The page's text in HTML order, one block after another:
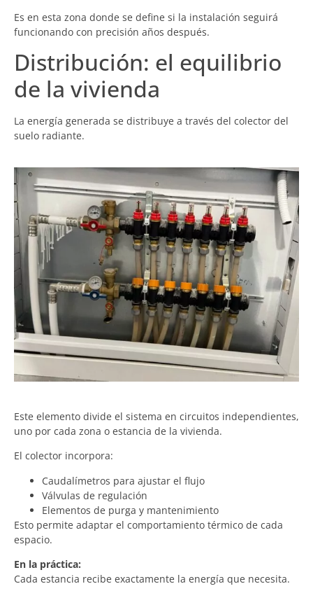
Es en esta zona donde se define si la instalación seguirá
funcionando con precisión años después.
Distribución: el equilibrio
de la vivienda
La energía generada se distribuye a través del colector del
suelo radiante.
Este elemento divide el sistema en circuitos independientes,
uno por cada zona o estancia de la vivienda.
El colector incorpora:
Caudalímetros para ajustar el flujo
Válvulas de regulación
Elementos de purga y mantenimiento
Esto permite adaptar el comportamiento térmico de cada
espacio.
En la práctica:
Cada estancia recibe exactamente la energía que necesita.